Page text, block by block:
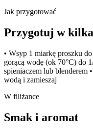
Jak przygotować
Przygotuj w
• Wsyp 1 miarkę proszku
gorącą wodę (ok 70°C) do
spieniaczem lub blenderem
wodą i zamieszaj
W filiżance
Smak i aromat